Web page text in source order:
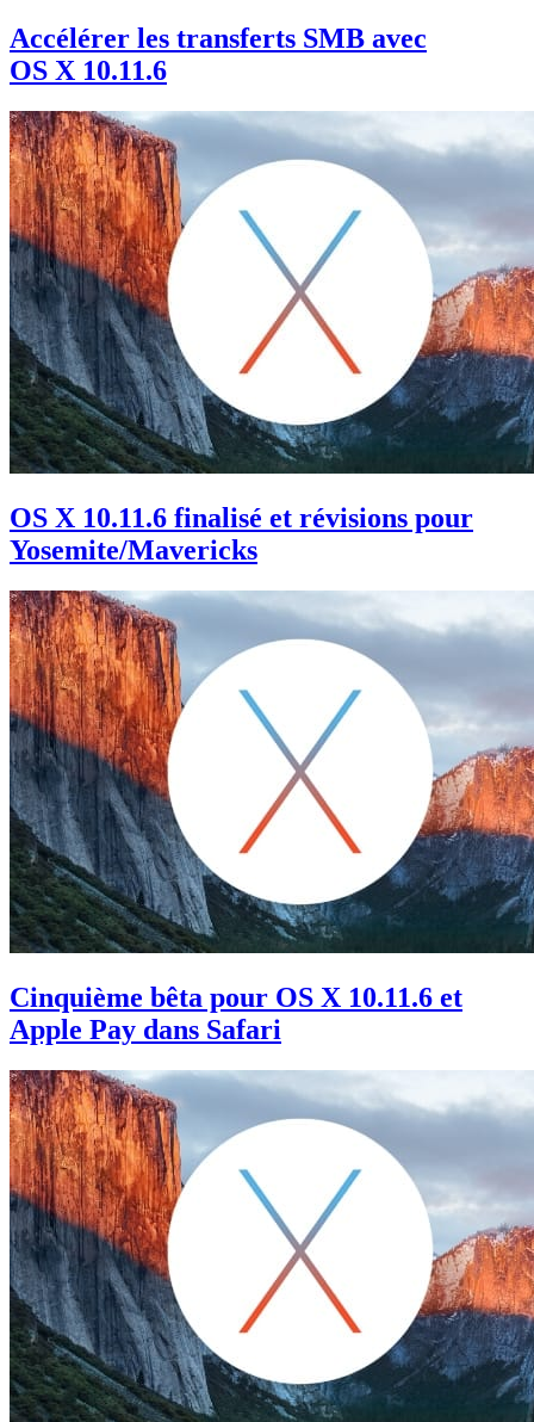
Accélérer les transferts SMB avec
OS X 10.11.6
OS X 10.11.6 finalisé et révisions pour
Yosemite/Mavericks
Cinquième bêta pour OS X 10.11.6 et
Apple Pay dans Safari